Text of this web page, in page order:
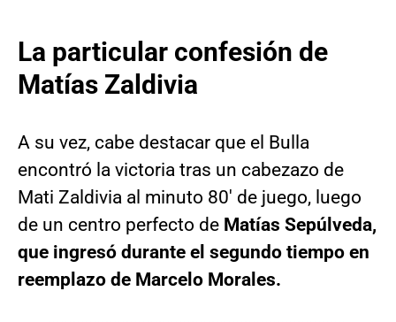
La particular confesión de
Matías Zaldivia
A su vez, cabe destacar que el Bulla
encontró la victoria tras un cabezazo de
Mati Zaldivia al minuto 80′ de juego, luego
de un centro perfecto de Matías Sepúlveda,
que ingresó durante el segundo tiempo en
reemplazo de Marcelo Morales.